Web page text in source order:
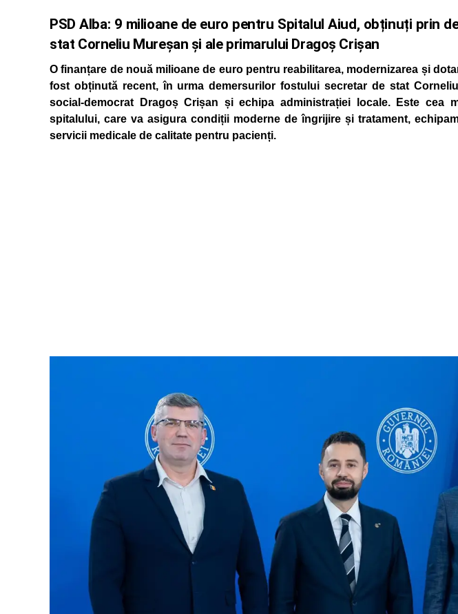
PSD Alba: 9 milioane de euro pentru Spitalul Aiud, obținuți prin
stat Corneliu Mureșan și ale primarului Dragoș Crișan
O finanțare de nouă milioane de euro pentru reabilitarea, modernizarea și
fost obținută recent, în urma demersurilor fostului secretar de stat
social-democrat Dragoș Crișan și echipa administrației locale. Este cea
spitalului, care va asigura condiții moderne de îngrijire și tratament,
servicii medicale de calitate pentru pacienți.